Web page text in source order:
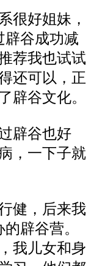
很好姐妹，
辟谷成功减
荐我也试试
还可以，正
辟谷文化。
辟谷也好
，一下子就
健，后来我
辟谷营。
我儿女和身